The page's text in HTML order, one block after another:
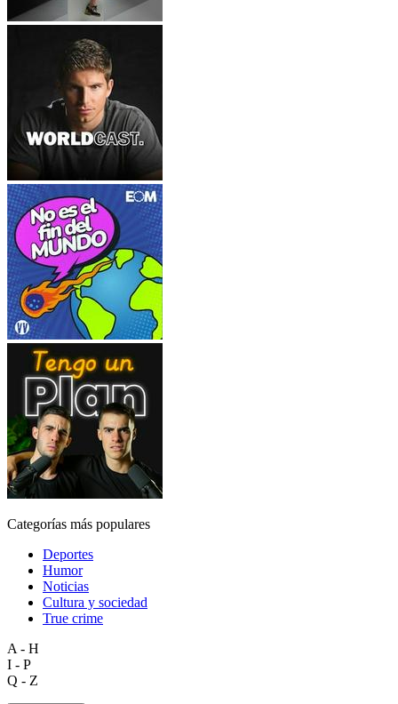
Categorías más populares
Deportes
Humor
Noticias
Cultura y sociedad
True crime
A - H
I - P
Q - Z